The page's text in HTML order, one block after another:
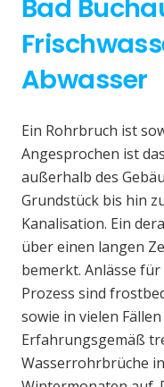
Bad
Abwasser
Ein Rohrbruch ist
Angesprochen ist
außerhalb des
Grundstück bis hin
Kanalisation. Ein
über einen langen
bemerkt. Anlässe
Prozess sind
sowie in vielen
Erfahrungsgemäß
Wasserrohrbrüche